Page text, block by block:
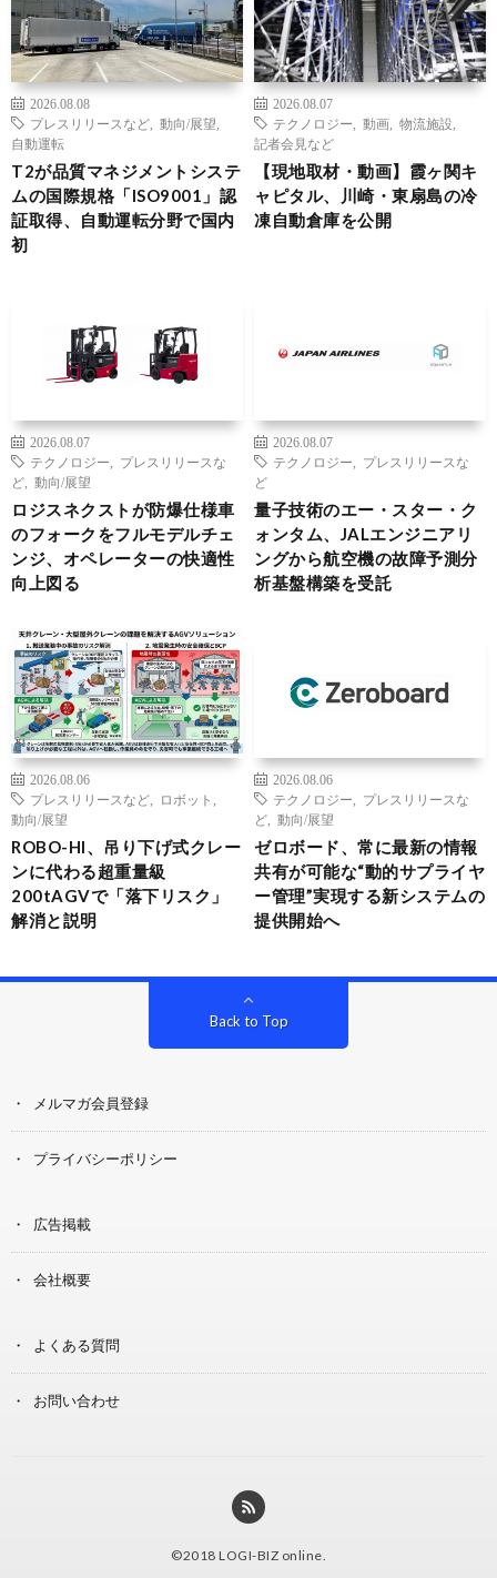
2026.08.08
プレスリリースなど
動向/展望
自動運転
T2が品質マネジメントシステ
ムの国際規格「ISO9001」認
証取得、自動運転分野で国内
初
2026.08.07
テクノロジー
動画 物流施設
記者会見など
【現地取材・動画】霞ヶ関キ
ャピタル、川崎・東扇島の冷
凍自動倉庫を公開
2026.08.07
テクノロジー
プレスリリースな
ど
動向/展望
ロジスネクストが防爆仕様車
のフォークをフルモデルチェ
ンジ、オペレーターの快適性
向上図る
2026.08.07
テクノロジー
プレスリリースな
ど
量子技術のエー・スター・ク
ォンタム、JALエンジニアリ
ングから航空機の故障予測分
析基盤構築を受託
2026.08.06
プレスリリースなど
ロボット
動向/展望
ROBO-HI、吊り下げ式クレー
ンに代わる超重量級
200tAGVで「落下リスク」
解消と説明
2026.08.06
テクノロジー
プレスリリースな
ど
動向/展望
ゼロボード、常に最新の情報
共有が可能な“動的サプライヤ
ー管理”実現する新システムの
提供開始へ
Back to Top
メルマガ会員登録
プライバシーポリシー
広告掲載
会社概要
よくある質問
お問い合わせ
©2018 LOGI-BIZ online.